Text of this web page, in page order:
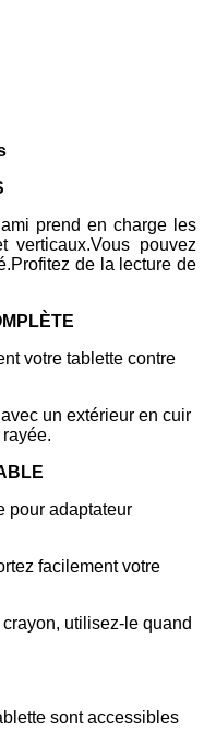
prend en charge les
verticaux.Vous pouvez
Profitez de la lecture de
votre tablette contre
un extérieur en cuir
pour adaptateur
facilement votre
utilisez-le quand
sont accessibles